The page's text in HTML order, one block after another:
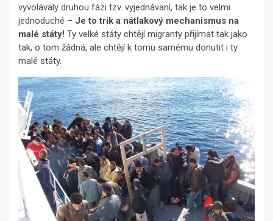
vyvolávaly druhou fázi tzv. vyjednávaní, tak je to velmi
jednoduché – Je to trik a nátlakový mechanismus na
malé státy! Ty velké státy chtějí migranty přijímat tak jako
tak, o tom žádná, ale chtějí k tomu samému donutit i ty
malé státy.